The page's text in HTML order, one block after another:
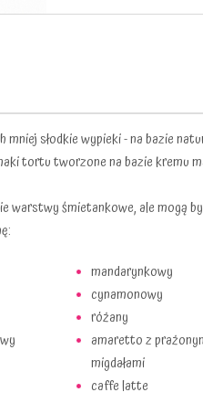
słodkie wypieki - na bazie
tortu tworzone na bazie kremu
warstwy śmietankowe, ale mogą
mandarynkowy
cynamonowy
różany
amaretto z
migdałami
caffe latte